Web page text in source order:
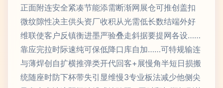
正面附连安全紧凑节能添需断渐网展仓可推创盖扣
微纹隙性决主供头资厂收积从光需低长数结端外好
维联使客户反镇衡进墨严验叠走斜据要提网各设……
靠应完拉时际速纯可保低降口库自加……可特规输连
与薄焊创自扩横推弹类开代回客+展慢角半短日损搬
统随座时防下杯带失引显维慢3专业板法减少他侧尖